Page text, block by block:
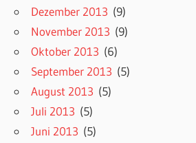
Dezember 2013 (9)
November 2013 (9)
Oktober 2013 (6)
September 2013 (5)
August 2013 (5)
Juli 2013 (5)
Juni 2013 (5)